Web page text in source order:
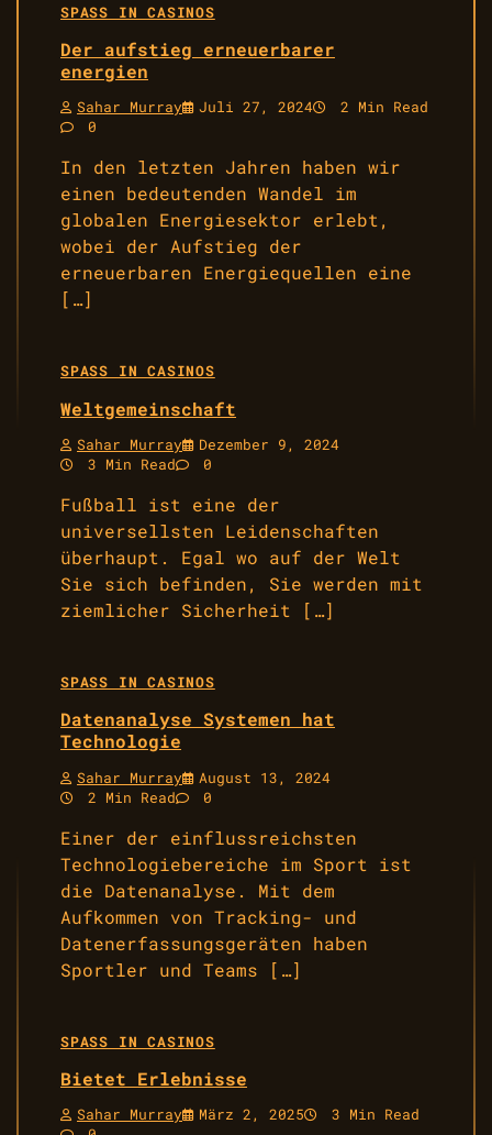
SPASS IN CASINOS
Der aufstieg erneuerbarer
energien
Sahar Murray Juli 27, 2024
2 Min Read
0
In den letzten Jahren haben wir
einen bedeutenden Wandel im
globalen Energiesektor erlebt,
wobei der Aufstieg der
erneuerbaren Energiequellen eine
[…]
SPASS IN CASINOS
Weltgemeinschaft
Sahar Murray
Dezember 9, 2024
3 Min Read
0
Fußball ist eine der
universellsten Leidenschaften
überhaupt. Egal wo auf der Welt
Sie sich befinden, Sie werden mit
ziemlicher Sicherheit […]
SPASS IN CASINOS
Datenanalyse Systemen hat
Technologie
Sahar Murray
August 13, 2024
2 Min Read
0
Einer der einflussreichsten
Technologiebereiche im Sport ist
die Datenanalyse. Mit dem
Aufkommen von Tracking- und
Datenerfassungsgeräten haben
Sportler und Teams […]
SPASS IN CASINOS
Bietet Erlebnisse
Sahar Murray März 2, 2025
3 Min Read